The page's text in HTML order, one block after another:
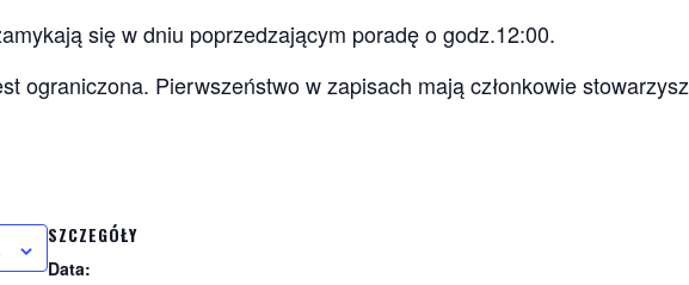
się w dniu poprzedzającym poradę o godz.12:00.
ograniczona. Pierwszeństwo w zapisach mają członkowie
SZCZEGÓŁY
Data: